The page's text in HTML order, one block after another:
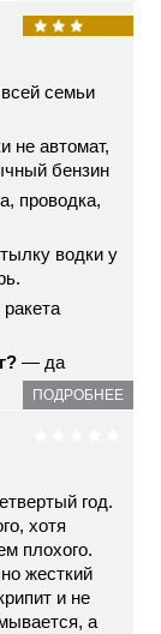
семьи
не автомат,
бензин
проводка,
водки у
— да
ПОДРОБНЕЕ
год.
хотя
плохого.
жесткий
и не
а